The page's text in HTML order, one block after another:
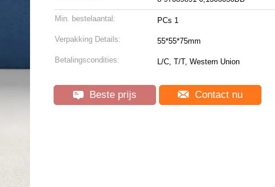
Min. bestelaantal: PCs 1
Verpakking Details: 55*55*75mm
Betalingscondities: L/C, T/T, Western Union
Beste prijs Contact nu